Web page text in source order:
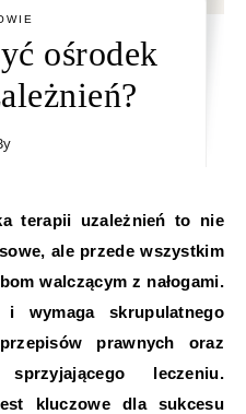
ośrodek
ale przede wszystkim
walczącym z nałogami.
wymaga skrupulatnego
prawnych oraz
leczeniu.
kluczowe dla sukcesu